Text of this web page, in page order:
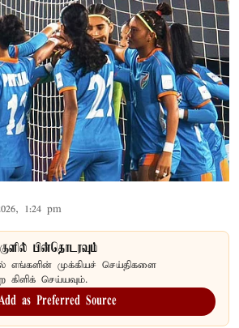
1:24 pm
பின்தொடரவும்
எங்களின் முக்கியச் செய்திகளை
செய்யவும்.
as Preferred Source